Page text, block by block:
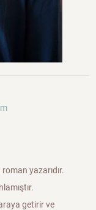
yazarıdır.
getirir ve